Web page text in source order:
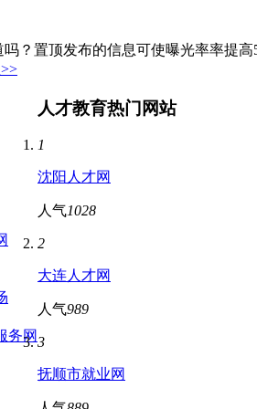
吗？置顶发布的信息可使曝光率率提高
务网
人才教育热门网站
1
沈阳人才网
人气1028
2
大连人才网
人气989
3
抚顺市就业网